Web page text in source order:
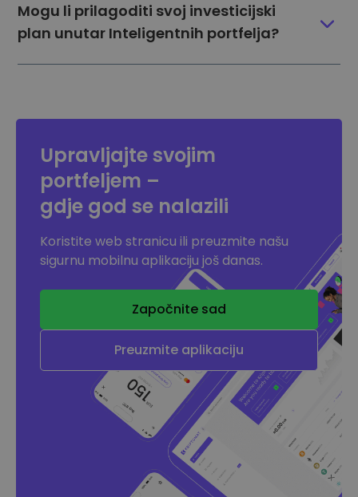
Mogu li prilagoditi svoj investicijski
plan unutar Inteligentnih portfelja?
Upravljajte svojim
portfeljem –
gdje god se nalazili
Koristite web stranicu ili preuzmite našu
sigurnu mobilnu aplikaciju još danas.
Započnite sad
Preuzmite aplikaciju